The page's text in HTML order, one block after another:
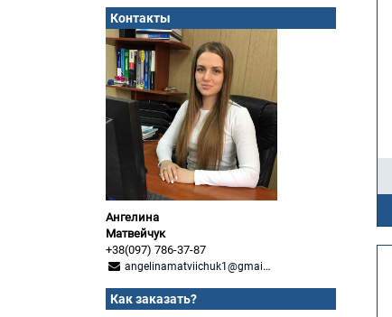
Контакты
Ангелина
Матвейчук
+38(097) 786-37-87
angelinamatviichuk1@gmail.com
Как заказать?